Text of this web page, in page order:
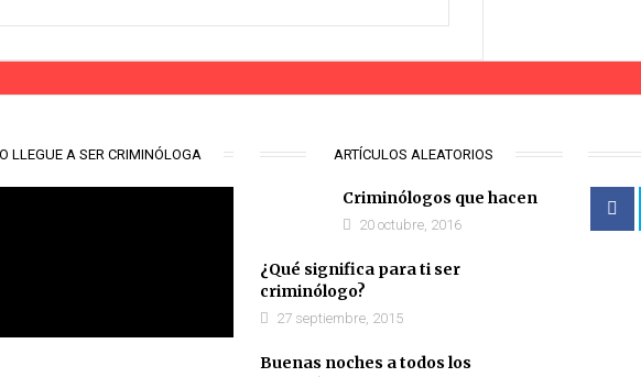
LLEGUE A SER CRIMINÓLOGA ARTÍCULOS ALEATORIOS
Criminólogos que hacen
20 octubre, 2016
¿Qué significa para ti ser
criminólogo?
27 septiembre, 2015
Buenas noches a todos los